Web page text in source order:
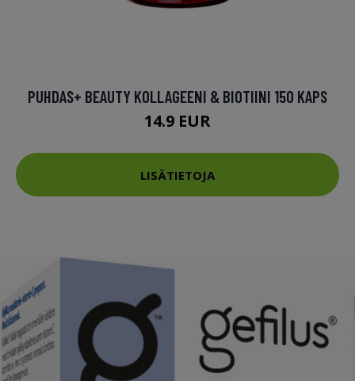
PUHDAS+ BEAUTY KOLLAGEENI & BIOTIINI 150 KAPS
14.9 EUR
LISÄTIETOJA